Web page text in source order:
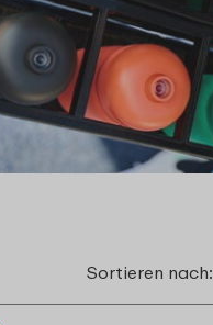
Sortieren nach: